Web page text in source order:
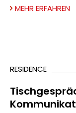
MEHR ERFAHREN
RESIDENCE